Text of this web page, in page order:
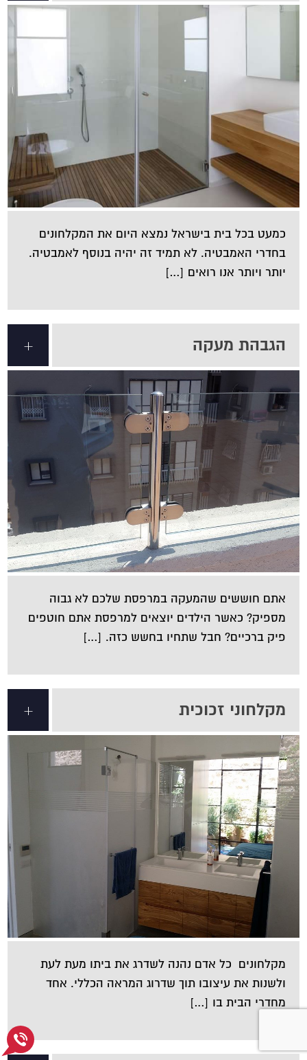
כמעט בכל בית בישראל נמצא היום את המקלחונים
בחדרי האמבטיה. לא תמיד זה יהיה בנוסף לאמבטיה.
יותר ויותר אנו רואים […]
הגבהת מעקה +
אתם חוששים שהמעקה במרפסת שלכם לא גבוה
מספיק? כאשר הילדים יוצאים למרפסת אתם חוטפים
פיק ברכיים? חבל שתחיו בחשש כזה. […]
מקלחוני זכוכית +
מקלחונים כל אדם נהנה לשדרג את ביתו מעת לעת
ולשנות את עיצובו תוך שדרוג המראה הכללי. אחד
מחדרי הבית בו […]